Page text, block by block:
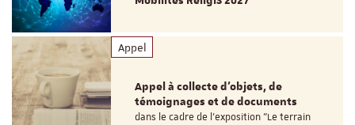
Appel
Appel à collecte d'objets, de
témoignages et de documents
dans le cadre de l'exposition "Le terrain